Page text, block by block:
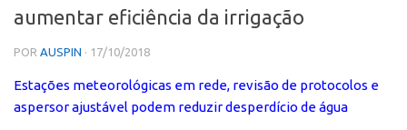
Polos
Polo Capital
Polo Lorena
Polo Ribeirão Preto
aumentar eficiência da irrigação
POR AUSPIN · 17/10/2018
Estações meteorológicas em rede, revisão de protocolos e
aspersor ajustável podem reduzir desperdício de água